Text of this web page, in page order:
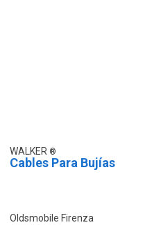
WALKER
Cables Para Bujías
Oldsmobile Firenza